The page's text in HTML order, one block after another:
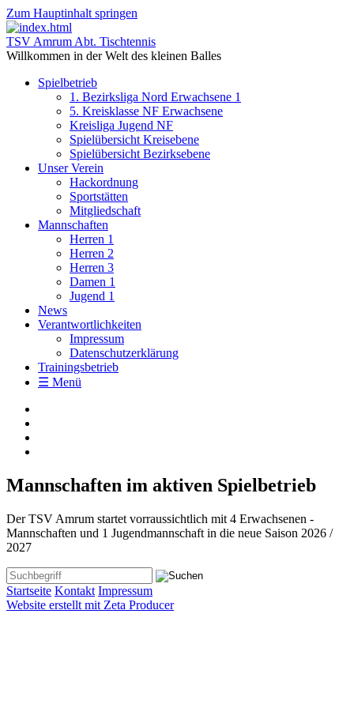
Zum Hauptinhalt springen
TSV Amrum Abt. Tischtennis
Willkommen in der Welt des kleinen Balles
Spielbetrieb
1. Bezirksliga Nord Erwachsene 1
5. Kreisklasse NF Erwachsene
Kreisliga Jugend NF
Spielübersicht Kreisebene
Spielübersicht Bezirksebene
Unser Verein
Hackordnung
Sportstätten
Mitgliedschaft
Mannschaften
Herren 1
Herren 2
Herren 3
Damen 1
Jugend 1
News
Verantwortlichkeiten
Impressum
Datenschutzerklärung
Trainingsbetrieb
☰ Menü
Mannschaften im aktiven Spielbetrieb
Der TSV Amrum startet vorraussichtlich mit 4 Erwachsenen -
Mannschaften und 1 Jugendmannschaft in die neue Saison 2026 /
2027
Startseite Kontakt Impressum
Website erstellt mit Zeta Producer